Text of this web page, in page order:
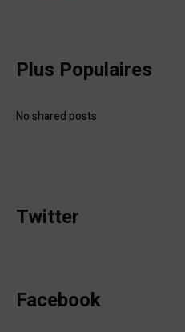
Plus Populaires
No shared posts
Twitter
Facebook